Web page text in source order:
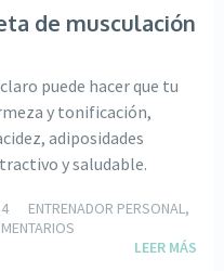
de musculación
puede hacer que tu
y tonificación,
adiposidades
y saludable.
ENTRENADOR PERSONAL,
LEER MÁS